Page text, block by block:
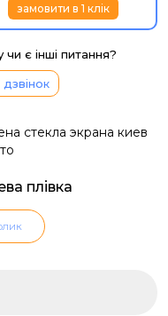
замовити в 1 клік
є інші питання?
плівка